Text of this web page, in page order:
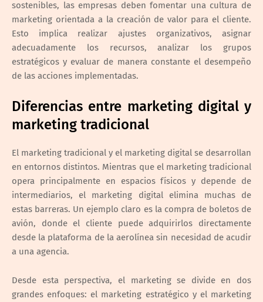
sostenibles, las empresas deben fomentar una cultura de
marketing orientada a la creación de valor para el cliente.
Esto implica realizar ajustes organizativos, asignar
adecuadamente los recursos, analizar los grupos
estratégicos y evaluar de manera constante el desempeño
de las acciones implementadas.
Diferencias entre marketing digital y
marketing tradicional
El marketing tradicional y el marketing digital se desarrollan
en entornos distintos. Mientras que el marketing tradicional
opera principalmente en espacios físicos y depende de
intermediarios, el marketing digital elimina muchas de
estas barreras. Un ejemplo claro es la compra de boletos de
avión, donde el cliente puede adquirirlos directamente
desde la plataforma de la aerolínea sin necesidad de acudir
a una agencia.
Desde esta perspectiva, el marketing se divide en dos
grandes enfoques: el marketing estratégico y el marketing